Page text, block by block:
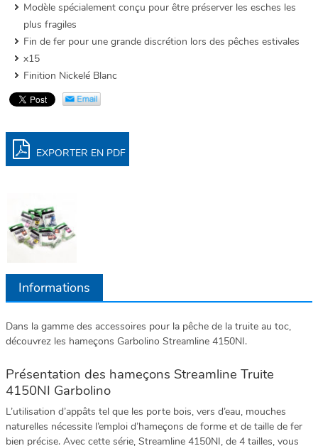
Modèle spécialement conçu pour être préserver les esches les
plus fragiles
Fin de fer pour une grande discrétion lors des pêches estivales
x15
Finition Nickelé Blanc
EXPORTER EN PDF
Informations
Dans la gamme des accessoires pour la pêche de la truite au toc,
découvrez les hameçons Garbolino Streamline 4150NI.
Présentation des hameçons Streamline Truite
4150NI Garbolino
L’utilisation d’appâts tel que les porte bois, vers d’eau, mouches
naturelles nécessite l’emploi d’hameçons de forme et de taille de fer
bien précise. Avec cette série, Streamline 4150NI, de 4 tailles, vous